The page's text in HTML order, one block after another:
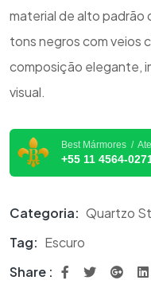
material de alto padrão
tons negros com veios
composição elegante,
visual.
Best Mármores /
+55 11 4564-
Categoria: Quartzo
Tag: Escuro
Share :